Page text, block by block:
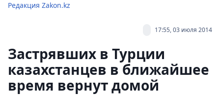
Редакция Zakon.kz
17:55, 03 июля 2014
Застрявших в Турции
казахстанцев в ближайшее
время вернут домой